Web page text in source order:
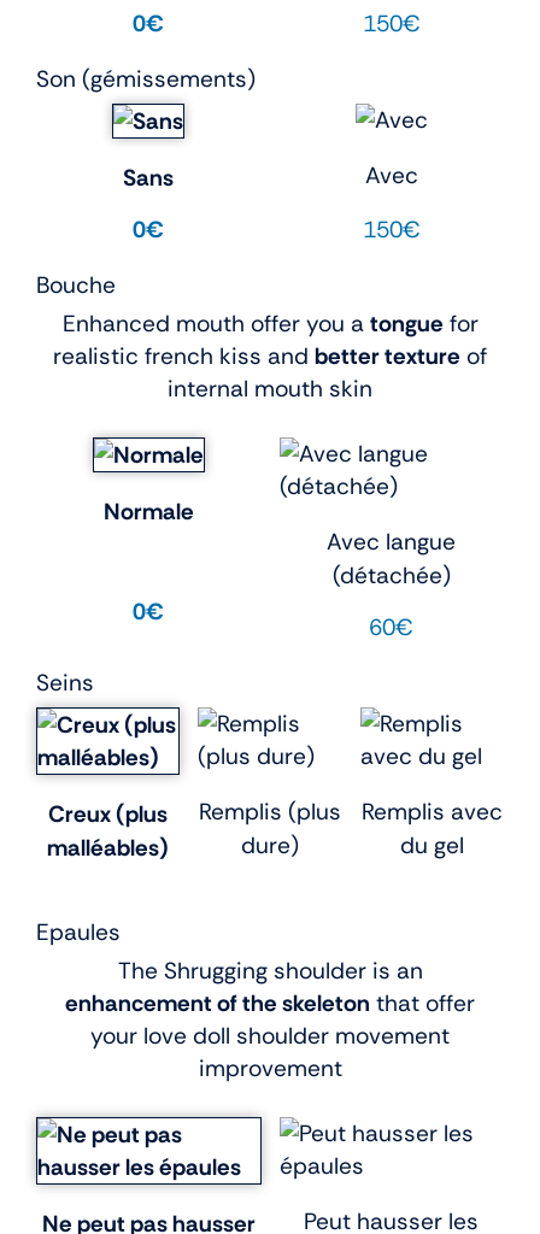
0€
150€
Son (gémissements)
Sans
0€
Avec
150€
Bouche
Enhanced mouth offer you a tongue for
realistic french kiss and better texture of
internal mouth skin
Normale
0€
Avec langue
(détachée)
60€
Seins
Creux (plus
malléables)
Remplis (plus
dure)
Remplis avec
du gel
Epaules
The Shrugging shoulder is an
enhancement of the skeleton that offer
your love doll shoulder movement
improvement
Ne peut pas hausser Peut hausser les